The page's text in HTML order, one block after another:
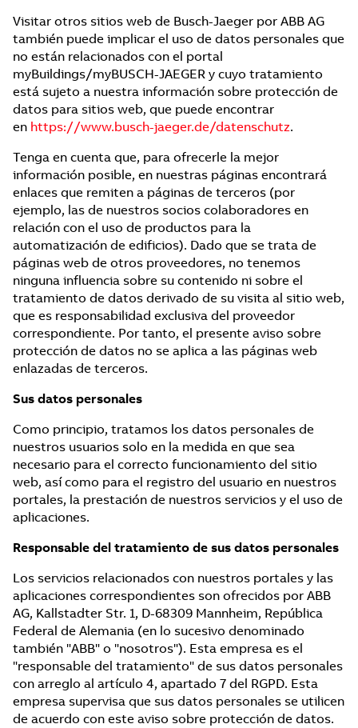
Visitar otros sitios web de Busch-Jaeger por ABB AG
también puede implicar el uso de datos personales que
no están relacionados con el portal
myBuildings/myBUSCH-JAEGER y cuyo tratamiento
está sujeto a nuestra información sobre protección de
datos para sitios web, que puede encontrar
en https://www.busch-jaeger.de/datenschutz.
Tenga en cuenta que, para ofrecerle la mejor
información posible, en nuestras páginas encontrará
enlaces que remiten a páginas de terceros (por
ejemplo, las de nuestros socios colaboradores en
relación con el uso de productos para la
automatización de edificios). Dado que se trata de
páginas web de otros proveedores, no tenemos
ninguna influencia sobre su contenido ni sobre el
tratamiento de datos derivado de su visita al sitio web,
que es responsabilidad exclusiva del proveedor
correspondiente. Por tanto, el presente aviso sobre
protección de datos no se aplica a las páginas web
enlazadas de terceros.
Sus datos personales
Como principio, tratamos los datos personales de
nuestros usuarios solo en la medida en que sea
necesario para el correcto funcionamiento del sitio
web, así como para el registro del usuario en nuestros
portales, la prestación de nuestros servicios y el uso de
aplicaciones.
Responsable del tratamiento de sus datos personales
Los servicios relacionados con nuestros portales y las
aplicaciones correspondientes son ofrecidos por ABB
AG, Kallstadter Str. 1, D-68309 Mannheim, República
Federal de Alemania (en lo sucesivo denominado
también "ABB" o "nosotros"). Esta empresa es el
"responsable del tratamiento" de sus datos personales
con arreglo al artículo 4, apartado 7 del RGPD. Esta
empresa supervisa que sus datos personales se utilicen
de acuerdo con este aviso sobre protección de datos.